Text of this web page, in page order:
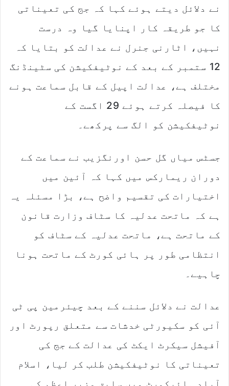
نے دلائل دیتے ہوئے کہا کہ جج کی تعیناتی
کا جو طریقہ کار اپنایا گیا وہ درست
نہیں، اٹارنی جنرل نے عدالت کو بتایا کہ
12 ستمبر کے بعد کے نوٹیفکیشن کی سٹینڈنگ
مختلف ہے، عدالت اپیل کے قابل سماعت ہونے
کا فیصلہ کرتے ہوئے 29 اگست کے
نوٹیفکیشن کو الگ سے پرکھے۔
جسٹس میاں گل حسن اورنگزیب نے سماعت کے
دوران ریمارکس میں کہا کہ آئین میں
اختیارات کی تقسیم واضح ہے، بڑا مسئلہ یہ
ہے کہ ماتحت عدلیہ کا سٹاف وزارت قانون
کے ماتحت ہے، ماتحت عدلیہ کے سٹاف کو
انتظامی طور پر ہائی کورٹ کے ماتحت ہونا
چاہیے۔
عدالت نے دلائل سننے کے بعد چیئرمین پی ٹی
آئی کو سکیورٹی خدشات سے متعلق رپورٹ اور
آفیشل سیکرٹ ایکٹ کی عدالت کے جج کی
تعیناتی کا نوٹیفکیشن طلب کر لیا، اسلام
آباد ہائیکورٹ میں سابق وزیر اعظم کی